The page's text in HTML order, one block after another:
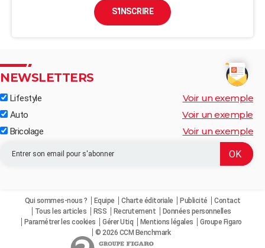
S'INSCRIRE
NEWSLETTERS
Lifestyle Voir un exemple
Auto Voir un exemple
Bricolage Voir un exemple
Qui sommes-nous ? Equipe Charte éditoriale Publicité
Contact
Tous les articles
RSS Recrutement
Données personnelles
Paramétrer les cookies
Gérer Utiq Mentions légales
Groupe Figaro
© 2026 CCM Benchmark